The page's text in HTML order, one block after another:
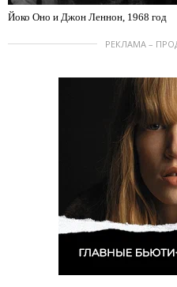
Йоко Оно и Джон Леннон, 1968 год
РЕКЛАМА –